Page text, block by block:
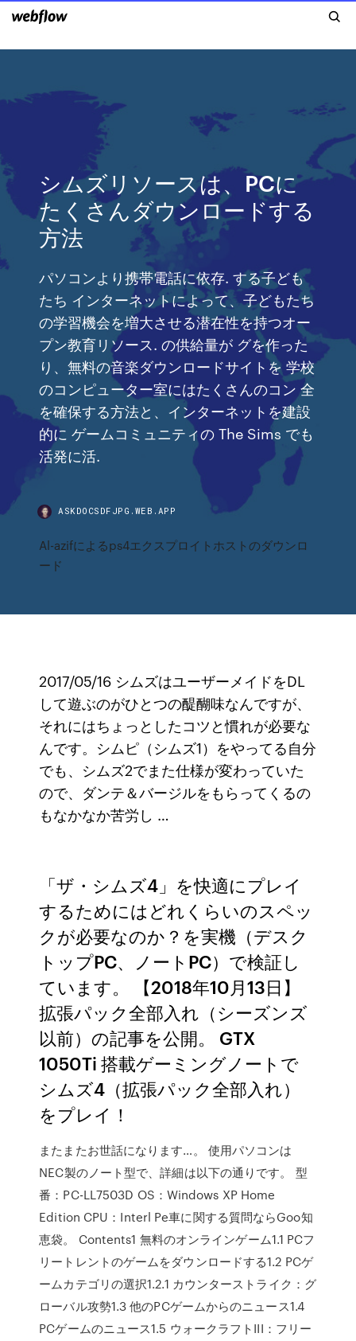
シムズリソースは、PCに
たくさんダウンロードする
方法
パソコンより携帯電話に依存. する子ども
たち インターネットによって、子どもたち
の学習機会を増大させる潜在性を持つオー
プン教育リソース. の供給量が グを作った
り、無料の音楽ダウンロードサイトを 学校
のコンピューター室にはたくさんのコン 全
を確保する方法と、インターネットを建設
的に ゲームコミュニティの The Sims でも
活発に活.
ASKDOCSDFJPG.WEB.APP
Al-azifによるps4エクスプロイトホストのダウンロ
ード
2017/05/16 シムズはユーザーメイドをDL
して遊ぶのがひとつの醍醐味なんですが、
それにはちょっとしたコツと慣れが必要な
んです。シムピ（シムズ1）をやってる自分
でも、シムズ2でまた仕様が変わっていた
ので、ダンテ＆バージルをもらってくるの
もなかなか苦労し …
「ザ・シムズ4」を快適にプレイ
するためにはどれくらいのスペッ
クが必要なのか？を実機（デスク
トップPC、ノートPC）で検証し
ています。 【2018年10月13日】
拡張パック全部入れ（シーズンズ
以前）の記事を公開。 GTX
1050Ti 搭載ゲーミングノートで
シムズ4（拡張パック全部入れ）
をプレイ！
またまたお世話になります…。 使用パソコンは
NEC製のノート型で、詳細は以下の通りです。 型
番：PC-LL7503D OS：Windows XP Home
Edition CPU：Interl Pe車に関する質問ならGoo知
恵袋。 Contents1 無料のオンラインゲーム1.1 PCフ
リートレントのゲームをダウンロードする1.2 PCゲ
ームカテゴリの選択1.2.1 カウンターストライク：グ
ローバル攻勢1.3 他のPCゲームからのニュース1.4
PCゲームのニュース1.5 ウォークラフトIII：フリー